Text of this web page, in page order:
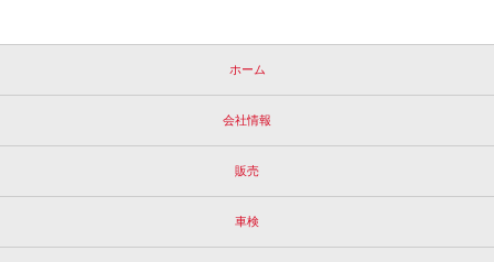
ホーム
会社情報
販売
車検